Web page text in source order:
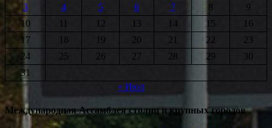
3
4 5 6 7 8
9
10
11 12 13 14 15
16
17
18 19 20 21 22
23
24
25 26 27 28 29
30
31
« Июл
Международная Ассамблея столиц и крупных городов